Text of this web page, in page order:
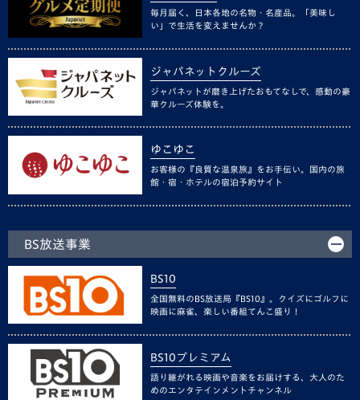
毎月届く、日本各地の名物・名産品。「美味し
い」で生活を変えませんか？
ジャパネットクルーズ
ジャパネットが磨き上げたおもてなしで、感動の豪
華クルーズ体験を。
ゆこゆこ
お客様の『良質な温泉旅』をお手伝い。国内の旅
館・宿・ホテルの宿泊予約サイト
BS放送事業
BS10
全国無料のBS放送局『BS10』。クイズにゴルフに
映画に麻雀、楽しい番組てんこ盛り！
BS10プレミアム
語り継がれる映画や音楽をお届けする、大人のた
めのエンタテインメントチャンネル